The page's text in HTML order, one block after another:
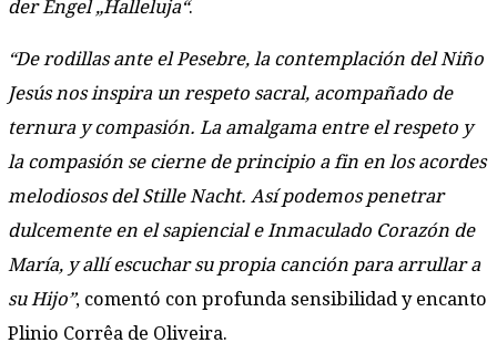
der Engel „Halleluja“.
“De rodillas ante el Pesebre, la contemplación del Niño
Jesús nos inspira un respeto sacral, acompañado de
ternura y compasión. La amalgama entre el respeto y
la compasión se cierne de principio a fin en los acordes
melodiosos del Stille Nacht. Así podemos penetrar
dulcemente en el sapiencial e Inmaculado Corazón de
María, y allí escuchar su propia canción para arrullar a
su Hijo”, comentó con profunda sensibilidad y encanto
Plinio Corrêa de Oliveira.